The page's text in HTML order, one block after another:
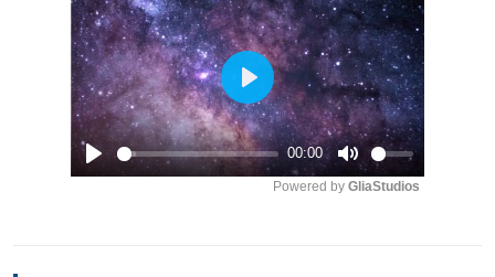
Play
00:00
Mute
Play
Powered by GliaStudios